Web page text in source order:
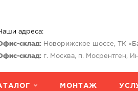
адреса:
склад:Новорижское шоссе, ТК
склад:г. Москва, п. Мосрентген,
МОНТАЖ